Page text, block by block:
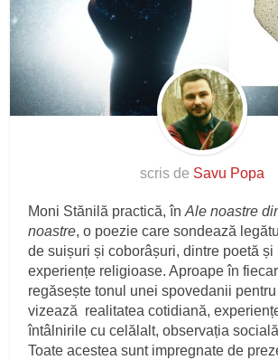
scris de Savu Popa
Moni Stănilă practică, înAle noastre
noastre, o poezie care sondează
de suișuri și coborâșuri, dintre poetă și
experiențe religioase. Aproape în
regăsește tonul unei spovedanii
vizează realitatea cotidiană,
întâlnirile cu celălalt, observația
Toate acestea sunt impregnate de